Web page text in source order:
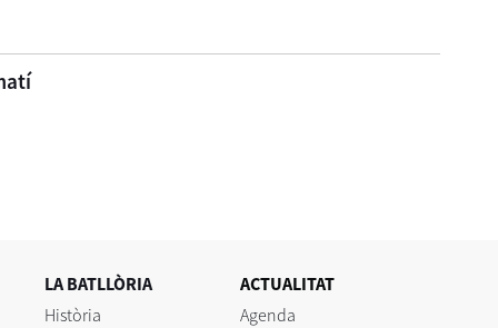
LA BATLLÒRIA
Història
ACTUALITAT
Agenda